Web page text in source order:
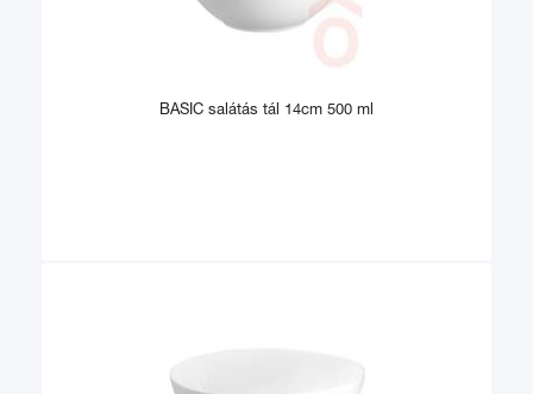
BASIC salátás tál 14cm 500 ml